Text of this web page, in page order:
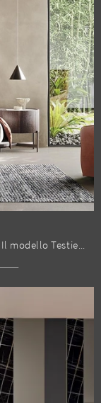
Clicca e scopri i Letti imbottiti di Mobilgam! Il modello Testiera Imbottita in tessuto ti attende nelle versioni matrimoniali.